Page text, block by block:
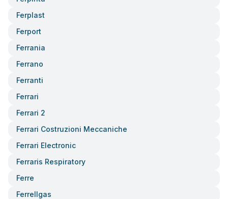
Ferplast
Ferport
Ferrania
Ferrano
Ferranti
Ferrari
Ferrari 2
Ferrari Costruzioni Meccaniche
Ferrari Electronic
Ferraris Respiratory
Ferre
Ferrellgas